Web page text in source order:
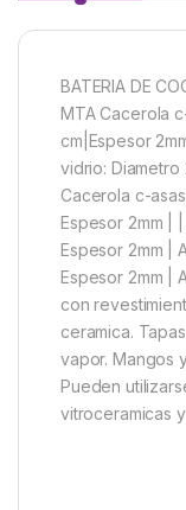
BATERIA DE
MTA Cacerola
cm|Espesor
vidrio: Diametro
Cacerola c-
Espesor 2mm | |
Espesor 2mm |
Espesor 2mm |
con
ceramica.
vapor. Mangos
Pueden
vitroceramicas